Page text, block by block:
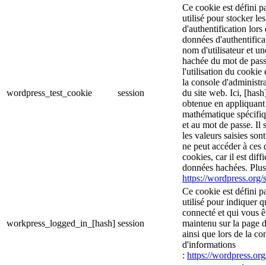
wordpress_test_cookie session
Ce cookie est défini
utilisé pour stocker
d'authentification lors
données
nom d'utilisateur et
hachée du mot de
l'utilisation du cookie
la console
du site web. Ici,
obtenue en
mathématique
et au mot de passe. Il
les valeurs saisies
ne peut accéder à ces
cookies, car il est
données hachées.
https://
workpress_logged_in_[hash] session
Ce cookie est défini
utilisé pour indiquer
connecté et qui vous
maintenu sur la page
ainsi que lors de la
d'informations
: https://